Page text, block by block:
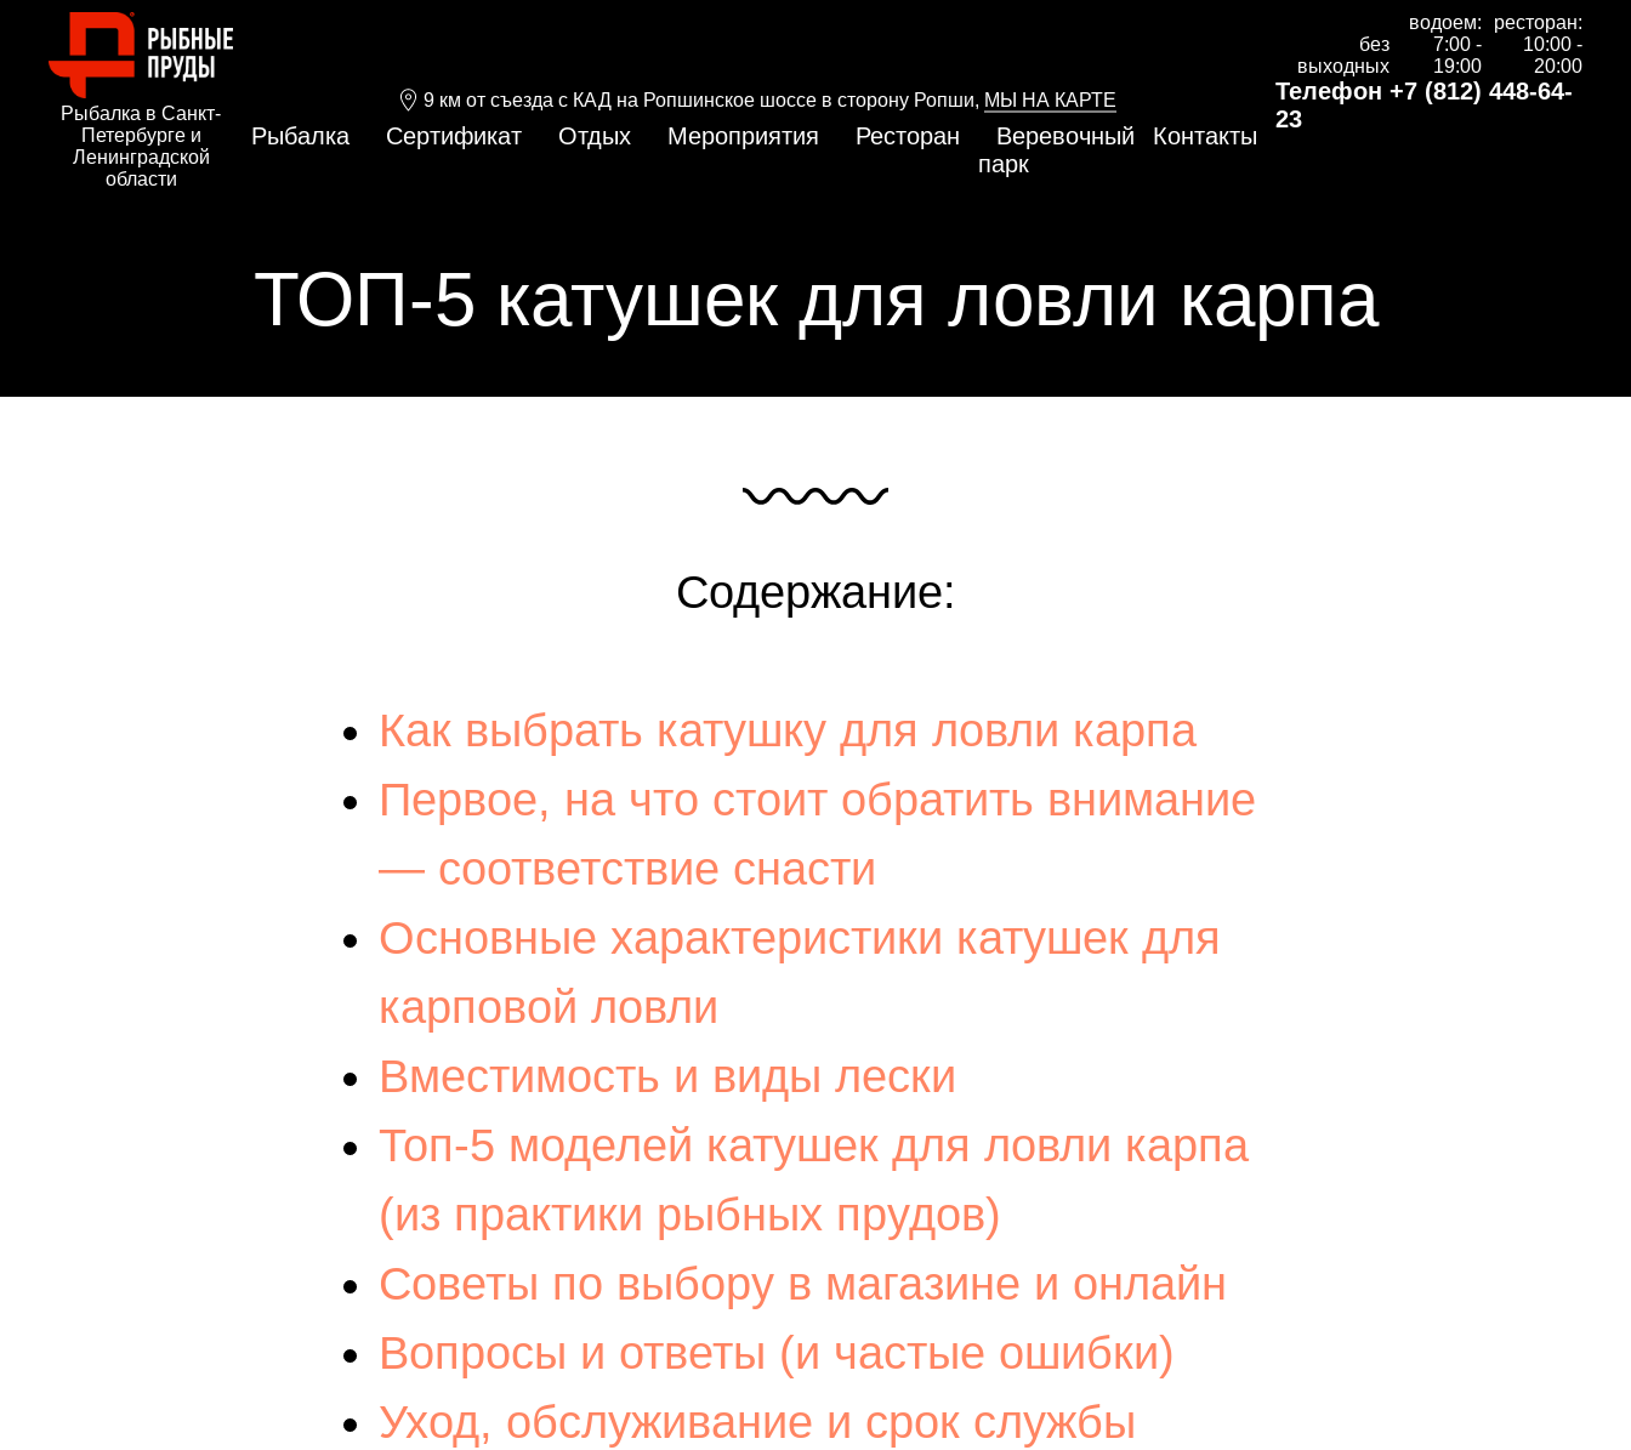
Рыбалка в Санкт-
Петербурге и
Ленинградской
области
9 км от съезда с КАД на Ропшинское шоссе в сторону Ропши, МЫ НА КАРТЕ
Рыбалка Сертификат Отдых Мероприятия Ресторан
Веревочный
парк
Контакты
без
выходных
водоем:
7:00 -
19:00
ресторан:
10:00 -
20:00
Телефон+7 (812) 448-64-
23
ТОП-5 катушек для ловли карпа
Содержание:
Как выбрать катушку для ловли карпа
Первое, на что стоит обратить внимание
— соответствие снасти
Основные характеристики катушек для
карповой ловли
Вместимость и виды лески
Топ‑5 моделей катушек для ловли карпа
(из практики рыбных прудов)
Советы по выбору в магазине и онлайн
Вопросы и ответы (и частые ошибки)
Уход, обслуживание и срок службы